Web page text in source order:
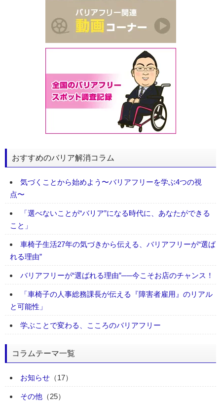
おすすめのバリア解消コラム
気づくことから始めよう〜バリアフリーを学ぶ4つの視
点〜
「選べないことが“バリア”になる時代に、あなたができる
こと」
車椅子生活27年の気づきから伝える、バリアフリーが“選ば
れる理由”
バリアフリーが“選ばれる理由”──今こそお店のチャンス！
「車椅子の人事総務課長が伝える『障害者雇用』のリアル
と可能性」
学ぶことで変わる、こころのバリアフリー
コラムテーマ一覧
お知らせ （17）
その他 （25）